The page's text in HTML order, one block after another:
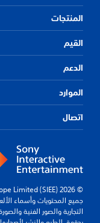
المنتجات
القيم
الدعم
الموارد
اتصال
© 2026 Sony Interactive Entertainment Europe Limited (SIEE)
جميع المحتويات وأسماء
التجارية والصور الفنية